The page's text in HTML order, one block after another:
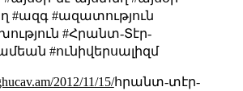
#ազգ #ազատություն
#Հրանտ-Տէր-
#ունիվերսալիզմ
2012/11/15/հրանտ-տէր-